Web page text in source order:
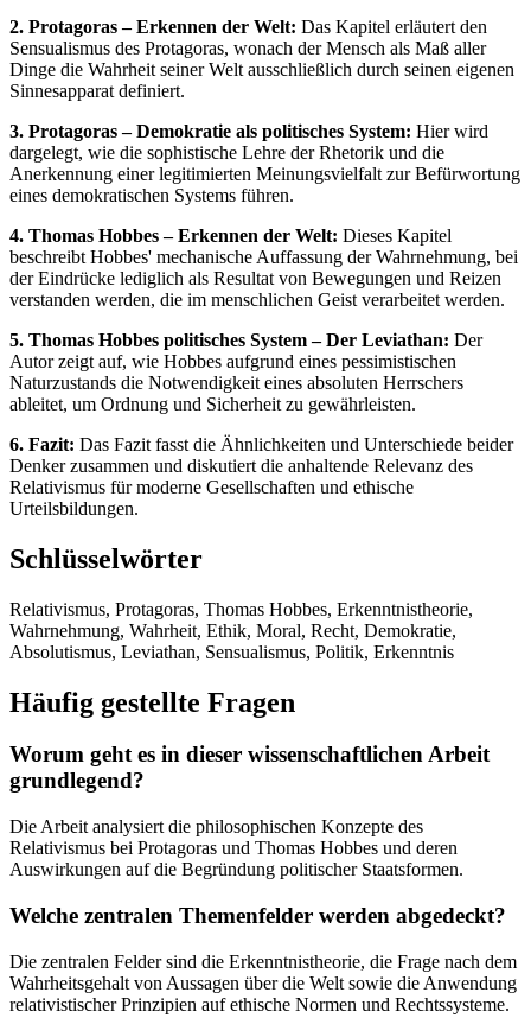
2. Protagoras – Erkennen der Welt: Das Kapitel erläutert den
Sensualismus des Protagoras, wonach der Mensch als Maß aller
Dinge die Wahrheit seiner Welt ausschließlich durch seinen eigenen
Sinnesapparat definiert.
3. Protagoras – Demokratie als politisches System: Hier wird
dargelegt, wie die sophistische Lehre der Rhetorik und die
Anerkennung einer legitimierten Meinungsvielfalt zur Befürwortung
eines demokratischen Systems führen.
4. Thomas Hobbes – Erkennen der Welt: Dieses Kapitel
beschreibt Hobbes' mechanische Auffassung der Wahrnehmung, bei
der Eindrücke lediglich als Resultat von Bewegungen und Reizen
verstanden werden, die im menschlichen Geist verarbeitet werden.
5. Thomas Hobbes politisches System – Der Leviathan: Der
Autor zeigt auf, wie Hobbes aufgrund eines pessimistischen
Naturzustands die Notwendigkeit eines absoluten Herrschers
ableitet, um Ordnung und Sicherheit zu gewährleisten.
6. Fazit: Das Fazit fasst die Ähnlichkeiten und Unterschiede beider
Denker zusammen und diskutiert die anhaltende Relevanz des
Relativismus für moderne Gesellschaften und ethische
Urteilsbildungen.
Schlüsselwörter
Relativismus, Protagoras, Thomas Hobbes, Erkenntnistheorie,
Wahrnehmung, Wahrheit, Ethik, Moral, Recht, Demokratie,
Absolutismus, Leviathan, Sensualismus, Politik, Erkenntnis
Häufig gestellte Fragen
Worum geht es in dieser wissenschaftlichen Arbeit
grundlegend?
Die Arbeit analysiert die philosophischen Konzepte des
Relativismus bei Protagoras und Thomas Hobbes und deren
Auswirkungen auf die Begründung politischer Staatsformen.
Welche zentralen Themenfelder werden abgedeckt?
Die zentralen Felder sind die Erkenntnistheorie, die Frage nach dem
Wahrheitsgehalt von Aussagen über die Welt sowie die Anwendung
relativistischer Prinzipien auf ethische Normen und Rechtssysteme.